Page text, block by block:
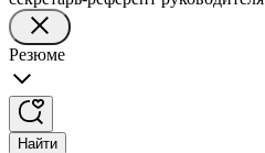
Резюме
Найти